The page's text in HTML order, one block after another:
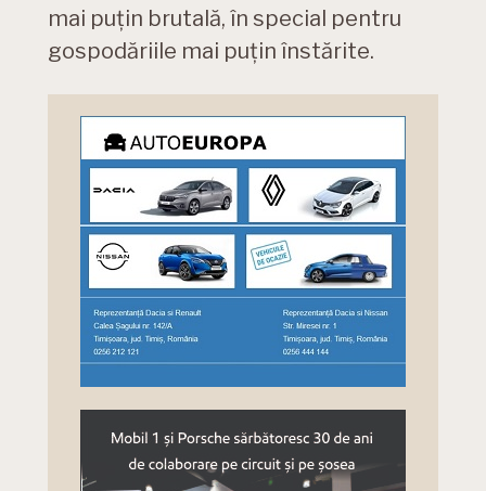
mai puțin brutală, în special pentru
gospodăriile mai puțin înstărite.